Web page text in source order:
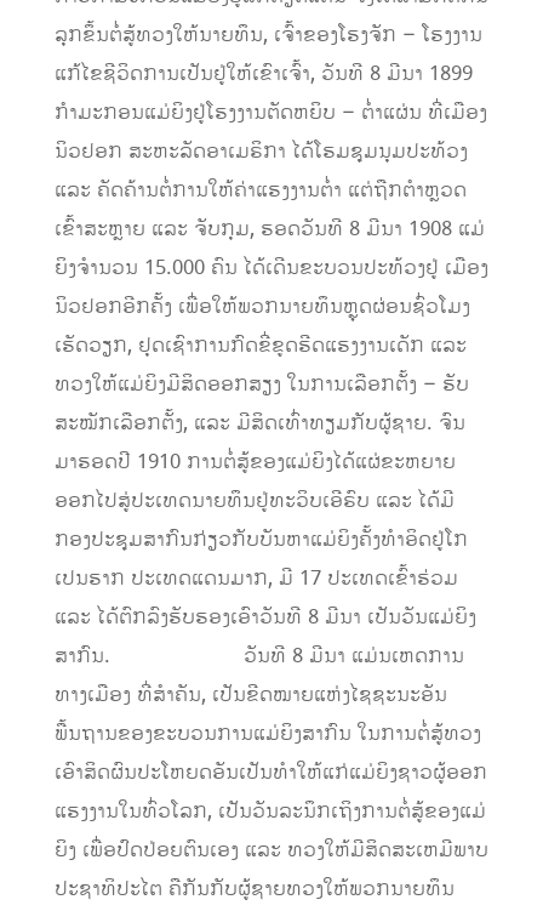
ລຸກຂຶ້ນຕໍ່ສູ້ທວງໃຫ້ນາຍທຶນ, ເຈົ້າຂອງໂຮງຈັກ – ໂຮງງານ
ແກ້ໄຂຊີວິດການເປັນຢູ່ໃຫ້ເຂົາເຈົ້າ, ວັນທີ 8 ມີນາ 1899
ກຳມະກອນແມ່ຍິງຢູ່ໂຮງງານຕັດຫຍິບ – ຕໍ່າແຜ່ນ ທີ່ເມືອງ
ນິວຢອກ ສະຫະລັດອາເມຣິກາ ໄດ້ໂຮມຊຸມນຸມປະທ້ວງ
ແລະ ຄັດຄ້ານຕໍ່ການໃຫ້ຄ່າແຮງງານຕໍ່າ ແຕ່ຖືກຕຳຫຼວດ
ເຂົ້າສະຫຼາຍ ແລະ ຈັບກຸມ, ຮອດວັນທີ 8 ມີນາ 1908 ແມ່
ຍິງຈໍານວນ 15.000 ຄົນ ໄດ້ເດີນຂະບວນປະທ້ວງຢູ່ ເມືອງ
ນິວຢອກອີກຄັ້ງ ເພື່ອໃຫ້ພວກນາຍທຶນຫຼຸດຜ່ອນຊົ່ວໂມງ
ເຮັດວຽກ, ຢຸດເຊົາການກົດຂີ່ຂູດຮີດແຮງງານເດັກ ແລະ
ທວງໃຫ້ແມ່ຍິງມີສິດອອກສຽງ ໃນການເລືອກຕັ້ງ – ຮັບ
ສະໝັກເລືອກຕັ້ງ, ແລະ ມີສິດເທົ່າທຽມກັບຜູ້ຊາຍ. ຈົນ
ມາຮອດປີ 1910 ການຕໍ່ສູ້ຂອງແມ່ຍິງໄດ້ແຜ່ຂະຫຍາຍ
ອອກໄປສູ່ປະເທດນາຍທຶນຢູ່ທະວິບເອີຣົບ ແລະ ໄດ້ມີ
ກອງປະຊຸມສາກົນກ່ຽວກັບບັນຫາແມ່ຍິງຄັ້ງທຳອິດຢູ່ໂກ
ເປນຮາກ ປະເທດແດນມາກ, ມີ 17 ປະເທດເຂົ້າຮ່ວມ
ແລະ ໄດ້ຕົກລົງຮັບຮອງເອົາວັນທີ 8 ມີນາ ເປັນວັນແມ່ຍິງ
ສາກົນ. ວັນທີ 8 ມີນາ ແມ່ນເຫດການ
ທາງເມືອງ ທີ່ສໍາຄັນ, ເປັນຂີດໝາຍແຫ່ງໄຊຊະນະອັນ
ພື້ນຖານຂອງຂະບວນການແມ່ຍິງສາກົນ ໃນການຕໍ່ສູ້ທວງ
ເອົາສິດຜົນປະໂຫຍດອັນເປັນທໍາໃຫ້ແກ່ແມ່ຍິງຊາວຜູ້ອອກ
ແຮງງານໃນທົ່ວໂລກ, ເປັນວັນລະນຶກເຖິງການຕໍ່ສູ້ຂອງແມ່
ຍິງ ເພື່ອປົດປ່ອຍຕົນເອງ ແລະ ທວງໃຫ້ມີສິດສະເຫມີພາບ
ປະຊາທິປະໄຕ ຄືກັນກັບຜູ້ຊາຍທວງໃຫ້ພວກນາຍທຶນ